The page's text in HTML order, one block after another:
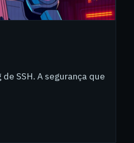
SSH. A segurança que